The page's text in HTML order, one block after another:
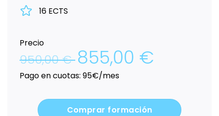
16 ECTS
Precio
950,00€ El
precio
era:
950,00 €.
855,00 €
Pago en cuotas: 95€/mes
Comprar formación